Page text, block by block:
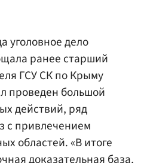
уголовное дело
ранее старший
ГСУ СК по Крыму
проведен большой
действий, ряд
с привлечением
областей. «В итоге
доказательная база,